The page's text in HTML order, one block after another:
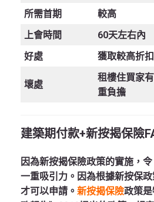
所需首期
較高
上會時間
60天左右內
好處
獲取較高折扣
壞處
租樓住買家
重負擔
建築期付款+新按揭保險
因為新按揭保險政策的實施，
一重吸引力。因為根據新按保
才可以申請。 新按揭保險政策